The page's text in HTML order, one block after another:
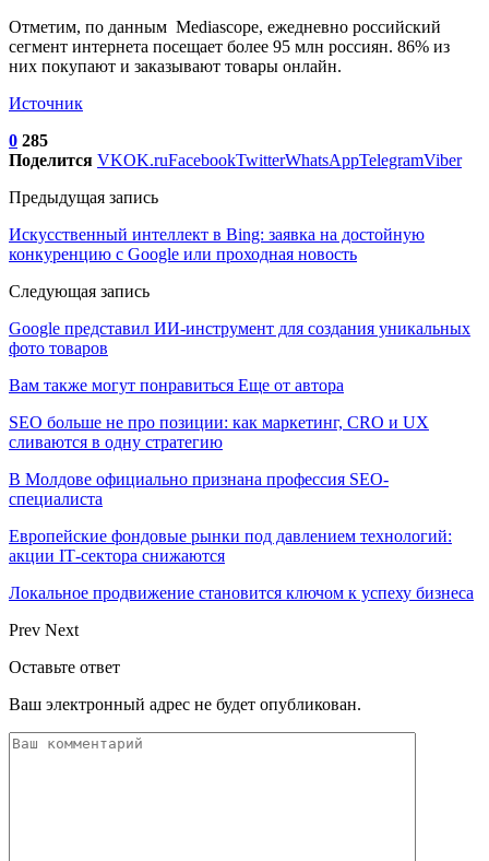
Отметим, по данным Mediascope, ежедневно российский
сегмент интернета посещает более 95 млн россиян. 86% из
них покупают и заказывают товары онлайн.
Источник
0 285
Поделится VKOK.ruFacebookTwitterWhatsAppTelegramViber
Предыдущая запись
Искусственный интеллект в Bing: заявка на достойную
конкуренцию с Google или проходная новость
Следующая запись
Google представил ИИ-инструмент для создания уникальных
фото товаров
Вам также могут понравиться Еще от автора
SEO больше не про позиции: как маркетинг, CRO и UX
сливаются в одну стратегию
В Молдове официально признана профессия SEO-
специалиста
Европейские фондовые рынки под давлением технологий:
акции IT‑сектора снижаются
Локальное продвижение становится ключом к успеху бизнеса
Prev Next
Оставьте ответ
Ваш электронный адрес не будет опубликован.